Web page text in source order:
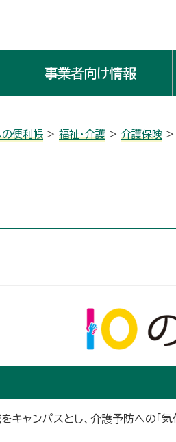
事業者向け情報
の便利帳 > 福祉・介護 > 介護保険 >
キャンパスとし、介護予防への「気